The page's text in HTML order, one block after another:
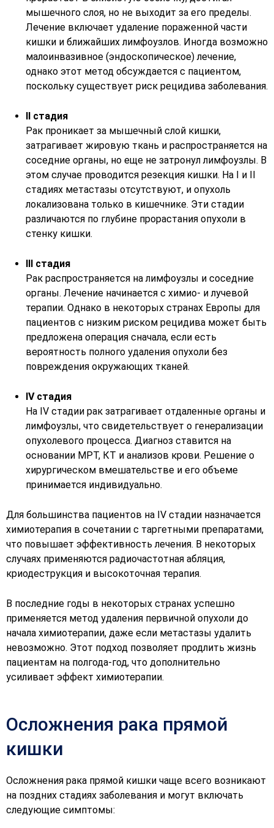
мышечного слоя, но не выходит за его пределы.
Лечение включает удаление пораженной части
кишки и ближайших лимфоузлов. Иногда возможно
малоинвазивное (эндоскопическое) лечение,
однако этот метод обсуждается с пациентом,
поскольку существует риск рецидива заболевания.
II стадия
Рак проникает за мышечный слой кишки,
затрагивает жировую ткань и распространяется на
соседние органы, но еще не затронул лимфоузлы. В
этом случае проводится резекция кишки. На I и II
стадиях метастазы отсутствуют, и опухоль
локализована только в кишечнике. Эти стадии
различаются по глубине прорастания опухоли в
стенку кишки.
III стадия
Рак распространяется на лимфоузлы и соседние
органы. Лечение начинается с химио- и лучевой
терапии. Однако в некоторых странах Европы для
пациентов с низким риском рецидива может быть
предложена операция сначала, если есть
вероятность полного удаления опухоли без
повреждения окружающих тканей.
IV стадия
На IV стадии рак затрагивает отдаленные органы и
лимфоузлы, что свидетельствует о генерализации
опухолевого процесса. Диагноз ставится на
основании МРТ, КТ и анализов крови. Решение о
хирургическом вмешательстве и его объеме
принимается индивидуально.
Для большинства пациентов на IV стадии назначается
химиотерапия в сочетании с таргетными препаратами,
что повышает эффективность лечения. В некоторых
случаях применяются радиочастотная абляция,
криодеструкция и высокоточная терапия.
В последние годы в некоторых странах успешно
применяется метод удаления первичной опухоли до
начала химиотерапии, даже если метастазы удалить
невозможно. Этот подход позволяет продлить жизнь
пациентам на полгода-год, что дополнительно
усиливает эффект химиотерапии.
Осложнения рака прямой
кишки
Осложнения рака прямой кишки чаще всего возникают
на поздних стадиях заболевания и могут включать
следующие симптомы: